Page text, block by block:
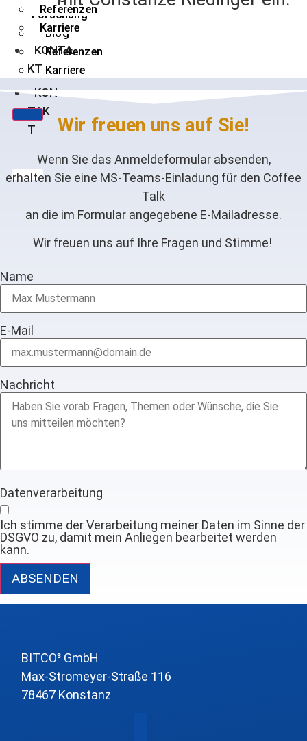
Forschung
Blog
Referenzen
Karriere
KON
TAK
T
Referenzen
Karriere
KONTA
KT
Wir freuen uns auf Sie!
Wenn Sie das Anmeldeformular absenden,
erhalten Sie eine MS-Teams-Einladung für den Coffee
Talk
an die im Formular angegebene E-Mailadresse.
Wir freuen uns auf Ihre Fragen und Stimme!
Name
E-Mail
Nachricht
Datenverarbeitung
Ich stimme der Verarbeitung meiner Daten im Sinne der
DSGVO zu, damit mein Anliegen bearbeitet werden
kann.
ABSENDEN
BITCO³ GmbH
Max-Stromeyer-Straße 116
78467 Konstanz